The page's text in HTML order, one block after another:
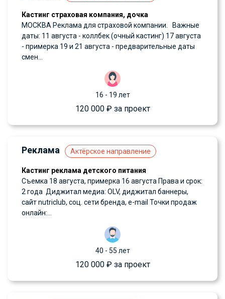
Кастинг страховая компания, дочка
МОСКВА Реклама для страховой компании. Важные
даты: 11 августа - коллбек (очный кастинг) 17 августа
- примерка 19 и 21 августа - предварительные даты
смен...
16 - 19 лет
120 000 ₽ за проект
Реклама Актёрское направление
Кастинг реклама детского питания
Съемка 18 августа, примерка 16 августа Права и срок:
2 года Диджитал медиа: OLV, диджитал баннеры,
сайт nutriclub, соц. сети бренда, e-mail Точки продаж
онлайн:...
40 - 55 лет
120 000 ₽ за проект